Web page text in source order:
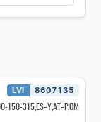
LVI 8607135
150-315,ES=Y,AT=P,OM